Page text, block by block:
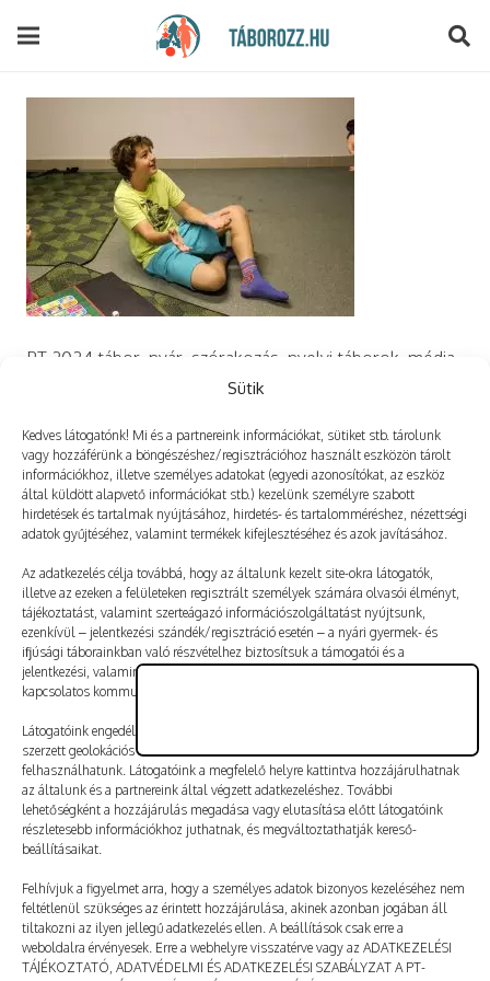
Sütik
Kedves látogatónk! Mi és a partnereink információkat, sütiket stb. tárolunk
vagy hozzáférünk a böngészéshez/regisztrációhoz használt eszközön tárolt
információkhoz, illetve személyes adatokat (egyedi azonosítókat, az eszköz
által küldött alapvető információkat stb.) kezelünk személyre szabott
hirdetések és tartalmak nyújtásához, hirdetés- és tartalomméréshez, nézettségi
adatok gyűjtéséhez, valamint termékek kifejlesztéséhez és azok javításához.
Az adatkezelés célja továbbá, hogy az általunk kezelt site-okra látogatók,
illetve az ezeken a felületeken regisztrált személyek számára olvasói élményt,
tájékoztatást, valamint szerteágazó információszolgáltatást nyújtsunk,
ezenkívül – jelentkezési szándék/regisztráció esetén – a nyári gyermek- és
ifjúsági táborainkban való részvételhez biztosítsuk a támogatói és a
jelentkezési, valamint a számlázási feltételeket és a táborszervezéssel
kapcsolatos kommunikációt.
Látogatóink engedélyével mi és a partnereink eszközleolvasásos módszerrel
szerzett geolokációs adatokat és azonosítási információkat is
felhasználhatunk. Látogatóink a megfelelő helyre kattintva hozzájárulhatnak
az általunk és a partnereink által végzett adatkezeléshez. További
lehetőségként a hozzájárulás megadása vagy elutasítása előtt látogatóink
részletesebb információkhoz juthatnak, és megváltoztathatják kereső-
beállításaikat.
Felhívjuk a figyelmet arra, hogy a személyes adatok bizonyos kezeléséhez nem
feltétlenül szükséges az érintett hozzájárulása, akinek azonban jogában áll
tiltakozni az ilyen jellegű adatkezelés ellen. A beállítások csak erre a
weboldalra érvényesek. Erre a webhelyre visszatérve vagy az ADATKEZELÉSI
TÁJÉKOZTATÓ, ADATVÉDELMI ÉS ADATKEZELÉSI SZABÁLYZAT A PT-
PT 2024 tábor, nyár, szórakozás, nyelvi táborok, média,
film, robotika, angoltábor, fotós tábor, sporttábor,
Vélemény, hozzászólás?
Az e-mail-címet nem tesszük közzé. A kötelező mezőket
*karakterrel jelöltük
A nevem, e-mail-címem, és weboldalcímem mentése
a böngészőben a következő hozzászólásomhoz.